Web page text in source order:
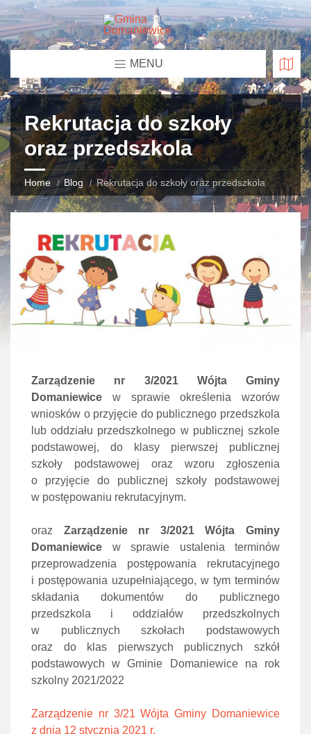
MENU
Rekrutacja do szkoły
oraz przedszkola
Home Blog Rekrutacja do szkoły oraz przedszkola
Zarządzenie nr 3/2021 Wójta Gminy
Domaniewice w sprawie określenia wzorów
wniosków o przyjęcie do publicznego przedszkola
lub oddziału przedszkolnego w publicznej szkole
podstawowej, do klasy pierwszej publicznej
szkoły podstawowej oraz wzoru zgłoszenia
o przyjęcie do publicznej szkoły podstawowej
w postępowaniu rekrutacyjnym.
oraz Zarządzenie nr 3/2021 Wójta Gminy
Domaniewice w sprawie ustalenia terminów
przeprowadzenia postępowania rekrutacyjnego
i postępowania uzupełniającego, w tym terminów
składania dokumentów do publicznego
przedszkola i oddziałów przedszkolnych
w publicznych szkołach podstawowych
oraz do klas pierwszych publicznych szkół
podstawowych w Gminie Domaniewice na rok
szkolny 2021/2022
Zarządzenie nr 3/21 Wójta Gminy Domaniewice
z dnia 12 stycznia 2021 r.